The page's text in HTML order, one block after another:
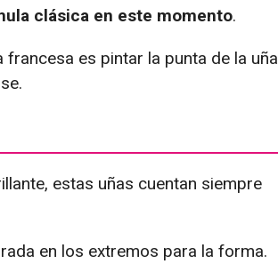
clásica en este momento.
es pintar la punta de la uña
estas uñas cuentan siempre
en los extremos para la forma.